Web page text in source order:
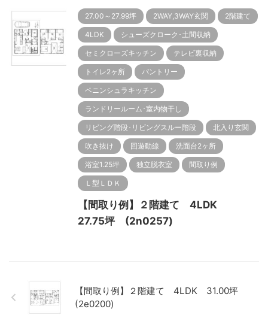
27.00～27.99坪 2WAY,3WAY玄関 2階建て
4LDK シューズクローク･土間収納
セミクローズキッチン テレビ裏収納
トイレ2ヶ所 パントリー
ペニンシュラキッチン
ランドリールーム･室内物干し
リビング階段･リビングスルー階段 北入り玄関
吹き抜け 回遊動線 洗面台2ヶ所
浴室1.25坪 独立脱衣室 間取り例
Ｌ型ＬＤＫ
【間取り例】２階建て 4LDK
27.75坪 (2n0257)
【間取り例】２階建て 4LDK 31.00坪
(2e0200)